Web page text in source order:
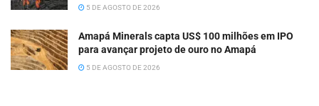
5 DE AGOSTO DE 2026
Amapá Minerals capta US$ 100 milhões em IPO
para avançar projeto de ouro no Amapá
5 DE AGOSTO DE 2026